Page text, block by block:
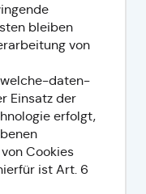
bleiben
von
daten-
Einsatz der
erfolgt,
Cookies
ist Art. 6